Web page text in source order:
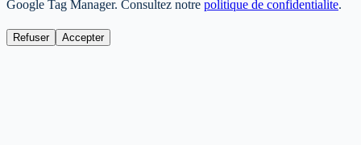
Google Tag Manager. Consultez notre politique de confidentialite.
Refuser Accepter